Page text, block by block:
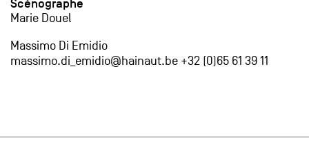
Scénographe
Marie Douel
Massimo Di Emidio
massimo.di_emidio@hainaut.be +32 (0)65 61 39 11